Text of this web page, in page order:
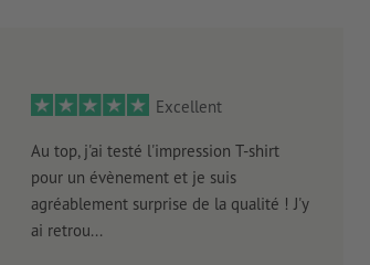
Excellent
Au top, j'ai testé l'impression T-shirt
pour un évènement et je suis
agréablement surprise de la qualité ! J'y
ai retrou...